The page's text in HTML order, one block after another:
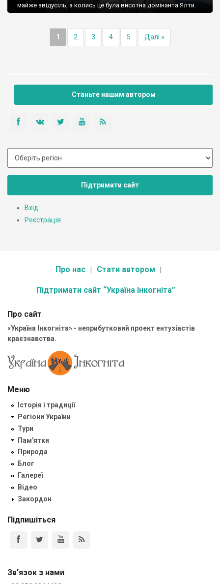
майже звідусіль, а колись це була висотна домінанта Ялти.
1 2 3 4 5 Далі »
Станьте нашим автором
Підтримати сайт
Вхід
Реєстрація
Про нас Стати автором
Підтримати сайт “Україна Інкогніта”
Про сайт
«Україна Інкогніта» - неприбутковий проект ентузіастів
краєзнавства.
Меню
Історія і традиції
Регіони України
Тури
Пам'ятки
Природа
Блог
Галереї
Відео
Закордон
Підпишіться
Зв'язок з нами